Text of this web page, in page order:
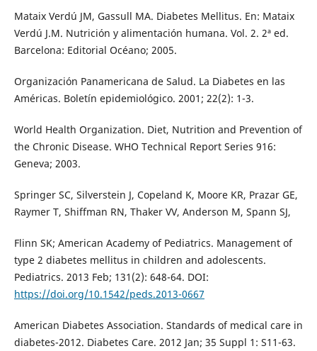
Mataix Verdú JM, Gassull MA. Diabetes Mellitus. En: Mataix
Verdú J.M. Nutrición y alimentación humana. Vol. 2. 2ª ed.
Barcelona: Editorial Océano; 2005.
Organización Panamericana de Salud. La Diabetes en las
Américas. Boletín epidemiológico. 2001; 22(2): 1-3.
World Health Organization. Diet, Nutrition and Prevention of
the Chronic Disease. WHO Technical Report Series 916:
Geneva; 2003.
Springer SC, Silverstein J, Copeland K, Moore KR, Prazar GE,
Raymer T, Shiffman RN, Thaker VV, Anderson M, Spann SJ,
Flinn SK; American Academy of Pediatrics. Management of
type 2 diabetes mellitus in children and adolescents.
Pediatrics. 2013 Feb; 131(2): 648-64. DOI:
https://doi.org/10.1542/peds.2013-0667
American Diabetes Association. Standards of medical care in
diabetes-2012. Diabetes Care. 2012 Jan; 35 Suppl 1: S11-63.